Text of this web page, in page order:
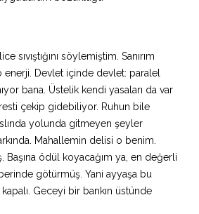
sıvıştığını söylemiştim. Sanırım
enerji. Devlet içinde devlet: paralel
bana. Üstelik kendi yasaları da var
çekip gidebiliyor. Ruhun bile
yolunda gitmeyen şeyler
Mahallemin delisi o benim.
Başına ödül koyacağım ya, en değerli
götürmüş. Yani ayyaşa bu
Geceyi bir bankın üstünde